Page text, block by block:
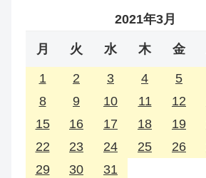
2021年3月
月 火 水 木 金
1 2 3 4 5
8
9 10 11 12
15
16 17 18 19
22
23 24 25 26
29
30 31